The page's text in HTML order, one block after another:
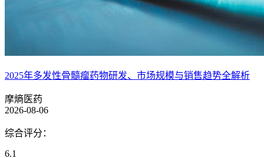
2025年多发性骨髓瘤药物研发、市场规模与销售趋势全解析
摩熵医药
2026-08-06
综合评分：
6.1